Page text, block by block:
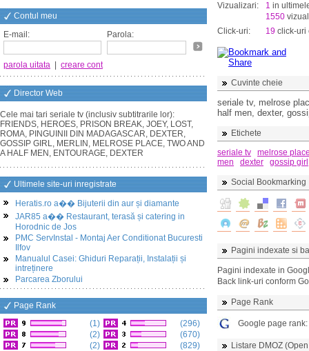
Contul meu
E-mail:
Parola:
parola uitata creare cont
Director Web
Cele mai tari seriale tv (inclusiv subtitrarile lor):
FRIENDS, HEROES, PRISON BREAK, JOEY, LOST,
ROMA, PINGUINII DIN MADAGASCAR, DEXTER,
GOSSIP GIRL, MERLIN, MELROSE PLACE, TWO AND
A HALF MEN, ENTOURAGE, DEXTER
Ultimele site-uri inregistrate
Heratis.ro a�� Bijuterii din aur și diamante
JAR85 a�� Restaurant, terasă și catering in
Horodnic de Jos
PMC ServInstal - Montaj Aer Conditionat Bucuresti
Ilfov
Manualul Casei: Ghiduri Reparații, Instalații și
intreținere
Parcarea Zborului
Page Rank
(1)
(2)
(2)
(296)
(670)
(829)
Vizualizari:
1 in
1550
Click-uri:
19 click-uri
Cuvinte cheie
seriale tv, melrose
half men, dexter,
Etichete
seriale tv
melrose
men
dexter gossip girl
Social Bookmarking
Pagini indexate si
Pagini indexate in
Back link-uri conform
Page Rank
Google page rank:
Listare DMOZ